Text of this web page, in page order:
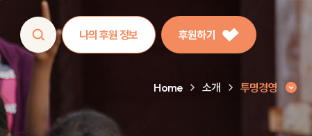
나의 후원 정보 후원하기
Home 소개 투명경영